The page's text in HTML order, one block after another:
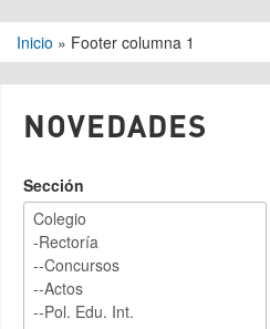
Se encuentra
Inicio » Footer columna 1
NOVEDADES
Sección